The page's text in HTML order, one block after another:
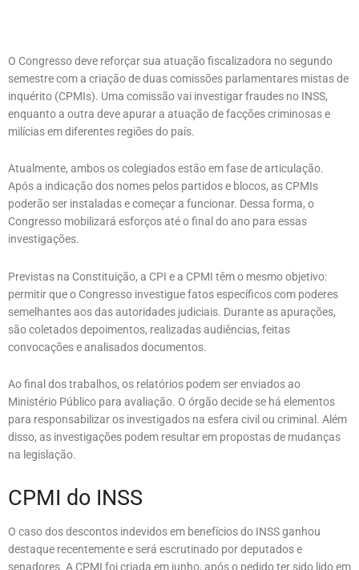
O Congresso deve reforçar sua atuação fiscalizadora no segundo
semestre com a criação de duas comissões parlamentares mistas de
inquérito (CPMIs). Uma comissão vai investigar fraudes no INSS,
enquanto a outra deve apurar a atuação de facções criminosas e
milícias em diferentes regiões do país.
Atualmente, ambos os colegiados estão em fase de articulação.
Após a indicação dos nomes pelos partidos e blocos, as CPMIs
poderão ser instaladas e começar a funcionar. Dessa forma, o
Congresso mobilizará esforços até o final do ano para essas
investigações.
Previstas na Constituição, a CPI e a CPMI têm o mesmo objetivo:
permitir que o Congresso investigue fatos específicos com poderes
semelhantes aos das autoridades judiciais. Durante as apurações,
são coletados depoimentos, realizadas audiências, feitas
convocações e analisados documentos.
Ao final dos trabalhos, os relatórios podem ser enviados ao
Ministério Público para avaliação. O órgão decide se há elementos
para responsabilizar os investigados na esfera civil ou criminal. Além
disso, as investigações podem resultar em propostas de mudanças
na legislação.
CPMI do INSS
O caso dos descontos indevidos em benefícios do INSS ganhou
destaque recentemente e será escrutinado por deputados e
senadores. A CPMI foi criada em junho, após o pedido ter sido lido em